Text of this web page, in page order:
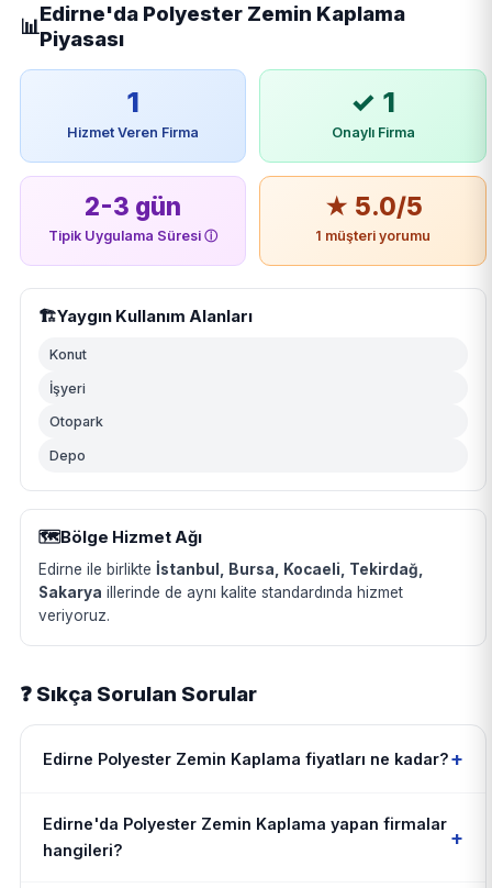
📊
Edirne'da Polyester Zemin Kaplama
Piyasası
1
Hizmet Veren Firma
✓ 1
Onaylı Firma
2-3 gün
Tipik Uygulama Süresiⓘ
★ 5.0/5
1 müşteri yorumu
🏗️Yaygın Kullanım Alanları
Konut
İşyeri
Otopark
Depo
🗺️Bölge Hizmet Ağı
Edirne ile birlikte İstanbul, Bursa, Kocaeli, Tekirdağ,
Sakarya illerinde de aynı kalite standardında hizmet
veriyoruz.
❓ Sıkça Sorulan Sorular
Edirne Polyester Zemin Kaplama fiyatları ne kadar?+
Edirne'da Polyester Zemin Kaplama yapan firmalar
hangileri?
+